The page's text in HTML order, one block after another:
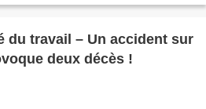
du travail – Un accident sur
deux décès !